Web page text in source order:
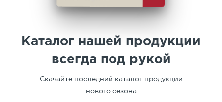
Каталог нашей продукции
всегда под рукой
Скачайте последний каталог продукции
нового сезона